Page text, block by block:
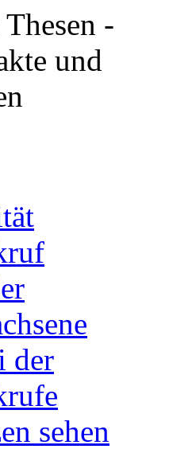
der
sehen